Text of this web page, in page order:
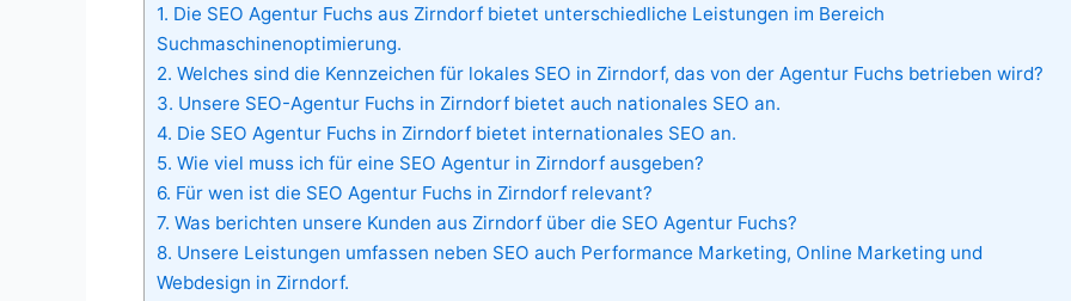
1. Die SEO Agentur Fuchs aus Zirndorf bietet unterschiedliche Leistungen im Bereich
Suchmaschinenoptimierung.
2. Welches sind die Kennzeichen für lokales SEO in Zirndorf, das von der Agentur Fuchs betrieben wird?
3. Unsere SEO-Agentur Fuchs in Zirndorf bietet auch nationales SEO an.
4. Die SEO Agentur Fuchs in Zirndorf bietet internationales SEO an.
5. Wie viel muss ich für eine SEO Agentur in Zirndorf ausgeben?
6. Für wen ist die SEO Agentur Fuchs in Zirndorf relevant?
7. Was berichten unsere Kunden aus Zirndorf über die SEO Agentur Fuchs?
8. Unsere Leistungen umfassen neben SEO auch Performance Marketing, Online Marketing und
Webdesign in Zirndorf.